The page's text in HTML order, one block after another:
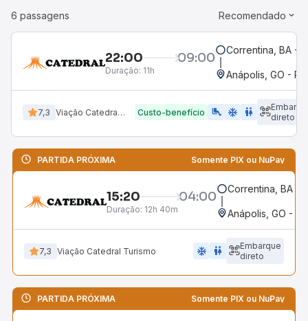
6 passagens Recomendado
22:00 09:00
Duração: 11h
Correntina, BA -
Anápolis, GO -
7,3 Viação Catedral Turismo Custo-benefício airline_seat_legroom_extra ac_unit wc
direto
PARTIDA PRÓXIMA Somente PIX ou NuPay
15:20 04:00
Duração: 12h 40m
Correntina, BA -
Anápolis, GO -
7,3 Viação Catedral Turismo ac_unit wc
Embarque
direto
PARTIDA PRÓXIMA Somente PIX ou NuPay